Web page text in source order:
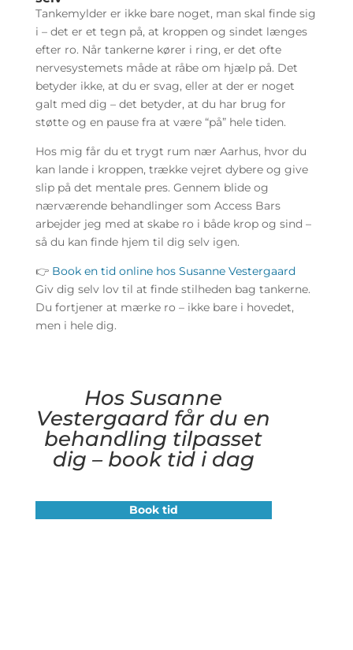
Tankemylder er ikke bare noget, man skal finde sig
i – det er et tegn på, at kroppen og sindet længes
efter ro. Når tankerne kører i ring, er det ofte
nervesystemets måde at råbe om hjælp på. Det
betyder ikke, at du er svag, eller at der er noget
galt med dig – det betyder, at du har brug for
støtte og en pause fra at være “på” hele tiden.
Hos mig får du et trygt rum nær Aarhus, hvor du
kan lande i kroppen, trække vejret dybere og give
slip på det mentale pres. Gennem blide og
nærværende behandlinger som Access Bars
arbejder jeg med at skabe ro i både krop og sind –
så du kan finde hjem til dig selv igen.
👉 Book en tid online hos Susanne Vestergaard
Giv dig selv lov til at finde stilheden bag tankerne.
Du fortjener at mærke ro – ikke bare i hovedet,
men i hele dig.
Hos Susanne
Vestergaard får du en
behandling tilpasset
dig – book tid i dag
Book tid